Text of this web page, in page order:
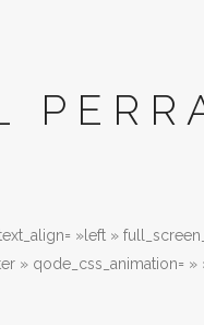
»left »
» qode_css_animation=